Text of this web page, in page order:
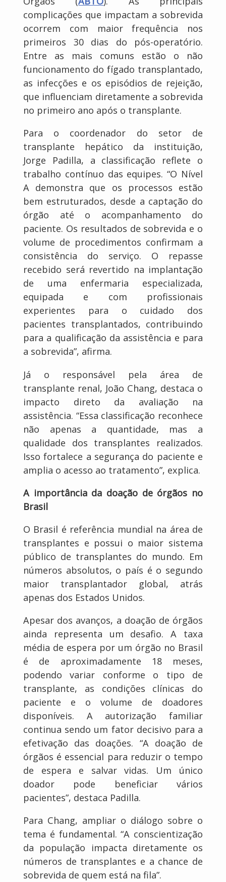
complicações que impactam a sobrevida
ocorrem com maior frequência nos
primeiros 30 dias do pós-operatório.
Entre as mais comuns estão o não
funcionamento do fígado transplantado,
as infecções e os episódios de rejeição,
que influenciam diretamente a sobrevida
no primeiro ano após o transplante.
Para o coordenador do setor de
transplante hepático da instituição,
Jorge Padilla, a classificação reflete o
trabalho contínuo das equipes. “O Nível
A demonstra que os processos estão
bem estruturados, desde a captação do
órgão até o acompanhamento do
paciente. Os resultados de sobrevida e o
volume de procedimentos confirmam a
consistência do serviço. O repasse
recebido será revertido na implantação
de uma enfermaria especializada,
equipada e com profissionais
experientes para o cuidado dos
pacientes transplantados, contribuindo
para a qualificação da assistência e para
a sobrevida”, afirma.
Já o responsável pela área de
transplante renal, João Chang, destaca o
impacto direto da avaliação na
assistência. “Essa classificação reconhece
não apenas a quantidade, mas a
qualidade dos transplantes realizados.
Isso fortalece a segurança do paciente e
amplia o acesso ao tratamento”, explica.
A importância da doação de órgãos no
Brasil
O Brasil é referência mundial na área de
transplantes e possui o maior sistema
público de transplantes do mundo. Em
números absolutos, o país é o segundo
maior transplantador global, atrás
apenas dos Estados Unidos.
Apesar dos avanços, a doação de órgãos
ainda representa um desafio. A taxa
média de espera por um órgão no Brasil
é de aproximadamente 18 meses,
podendo variar conforme o tipo de
transplante, as condições clínicas do
paciente e o volume de doadores
disponíveis. A autorização familiar
continua sendo um fator decisivo para a
efetivação das doações. “A doação de
órgãos é essencial para reduzir o tempo
de espera e salvar vidas. Um único
doador pode beneficiar vários
pacientes”, destaca Padilla.
Para Chang, ampliar o diálogo sobre o
tema é fundamental. “A conscientização
da população impacta diretamente os
números de transplantes e a chance de
sobrevida de quem está na fila”.